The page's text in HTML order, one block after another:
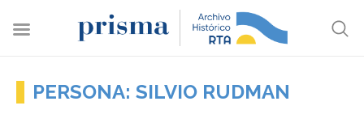
PERSONA: SILVIO RUDMAN